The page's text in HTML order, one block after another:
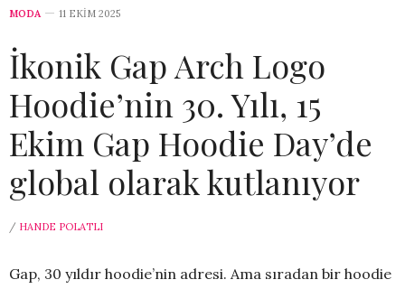
MODA 11 EKIM 2025
İkonik Gap Arch Logo
Hoodie’nin 30. Yılı, 15
Ekim Gap Hoodie Day’de
global olarak kutlanıyor
/ HANDE POLATLI
Gap, 30 yıldır hoodie’nin adresi. Ama sıradan bir hoodie